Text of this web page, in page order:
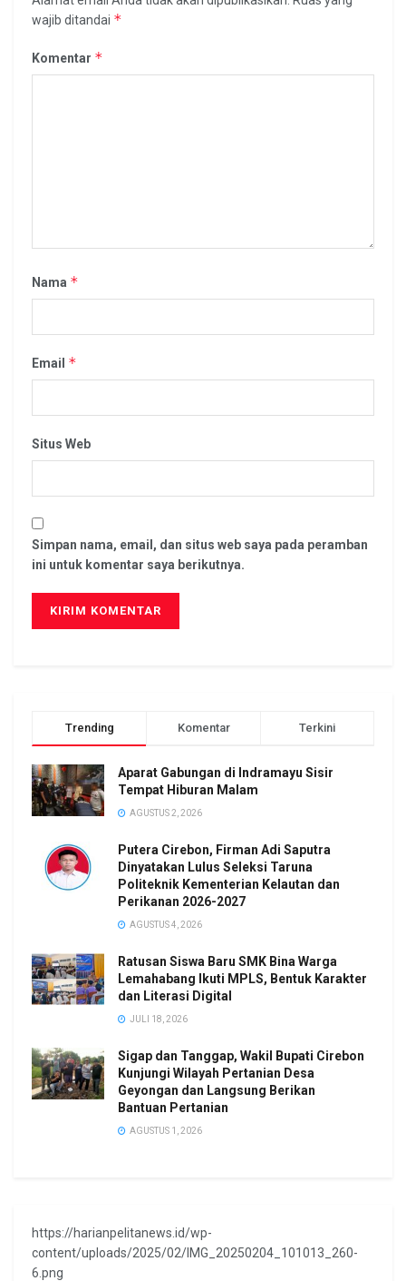
wajib ditandai *
Komentar *
Nama *
Email *
Situs Web
Simpan nama, email, dan situs web saya pada peramban
ini untuk komentar saya berikutnya.
Trending Komentar Terkini
Aparat Gabungan di Indramayu Sisir
Tempat Hiburan Malam
AGUSTUS 2, 2026
Putera Cirebon, Firman Adi Saputra
Dinyatakan Lulus Seleksi Taruna
Politeknik Kementerian Kelautan dan
Perikanan 2026-2027
AGUSTUS 4, 2026
Ratusan Siswa Baru SMK Bina Warga
Lemahabang Ikuti MPLS, Bentuk Karakter
dan Literasi Digital
JULI 18, 2026
Sigap dan Tanggap, Wakil Bupati Cirebon
Kunjungi Wilayah Pertanian Desa
Geyongan dan Langsung Berikan
Bantuan Pertanian
AGUSTUS 1, 2026
https://harianpelitanews.id/wp-
content/uploads/2025/02/IMG_20250204_101013_260-
6.png